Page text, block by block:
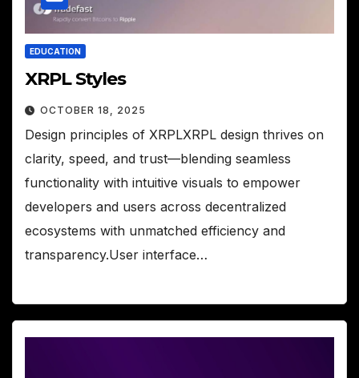
EDUCATION
XRPL Styles
OCTOBER 18, 2025
Design principles of XRPLXRPL design thrives on
clarity, speed, and trust—blending seamless
functionality with intuitive visuals to empower
developers and users across decentralized
ecosystems with unmatched efficiency and
transparency.User interface…